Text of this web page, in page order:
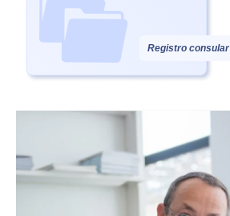
Registro consular